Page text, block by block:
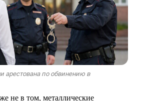
арестована по обвинению в
не в том, металлические